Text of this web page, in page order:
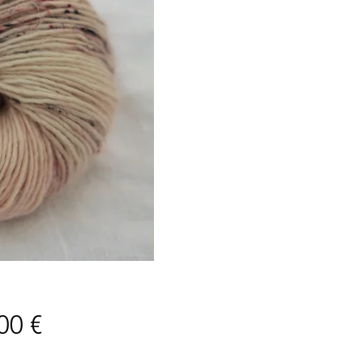
€Prix